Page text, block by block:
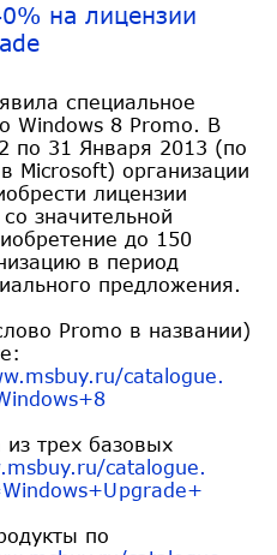
на лицензии
специальное
Windows 8 Promo. В
по 31 Января 2013 (по
Microsoft) организации
лицензии
значительной
до 150
в период
предложения.
Promo в названии)
catalogue.
трех базовых
catalogue.
pgrade+
по